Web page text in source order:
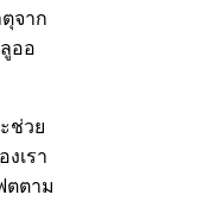
จาก
ออ
ช่วย
เรา
ตตาม